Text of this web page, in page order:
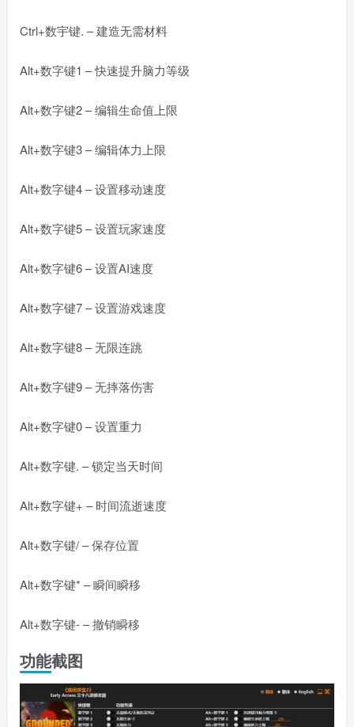
Ctrl+数宇键. – 建造无需材料
Alt+数字键1 – 快速提升脑力等级
Alt+数字键2 – 编辑生命值上限
Alt+数字键3 – 编辑体力上限
Alt+数字键4 – 设置移动速度
Alt+数字键5 – 设置玩家速度
Alt+数字键6 – 设置AI速度
Alt+数字键7 – 设置游戏速度
Alt+数字键8 – 无限连跳
Alt+数字键9 – 无摔落伤害
Alt+数字键0 – 设置重力
Alt+数字键. – 锁定当天时间
Alt+数字键+ – 时间流逝速度
Alt+数字键/ – 保存位置
Alt+数字键* – 瞬间瞬移
Alt+数字键- – 撤销瞬移
功能截图